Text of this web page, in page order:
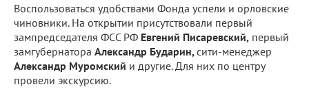
Воспользоваться удобствами Фонда успели и орловские
чиновники. На открытии присутствовали первый
зампредседателя ФСС РФ Евгений Писаревский, первый
замгубернатора Александр Бударин, сити-менеджер
Александр Муромский и другие. Для них по центру
провели экскурсию.